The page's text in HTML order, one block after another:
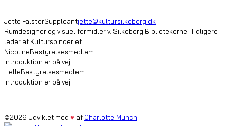
Jette FalsterSuppleantjette@kultursilkeborg.dk
Rumdesigner og visuel formidler v. Silkeborg Bibliotekerne. Tidligere
leder af Kulturspinderiet
NicolineBestyrelsesmedlem
Introduktion er på vej
HelleBestyrelsesmedlem
Introduktion er på vej
©2026 Udviklet med ♥ af Charlotte Munch